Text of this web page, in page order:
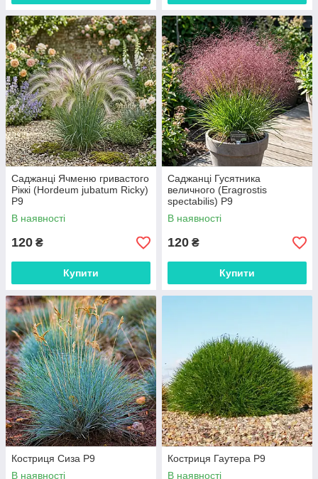
Саджанці Ячменю гривастого
Ріккі (Hordeum jubatum Ricky)
Р9
В наявності
120 ₴
Купити
Саджанці Гусятника
величного (Eragrostis
spectabilis) Р9
В наявності
120 ₴
Купити
Костриця Сиза Р9
В наявності
Костриця Гаутера Р9
В наявності